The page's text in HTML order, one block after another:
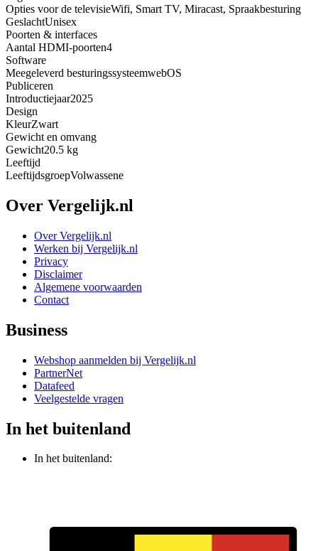
Opties voor de televisieWifi, Smart TV, Miracast, Spraakbesturing
GeslachtUnisex
Poorten & interfaces
Aantal HDMI-poorten4
Software
Meegeleverd besturingssysteemwebOS
Publiceren
Introductiejaar2025
Design
KleurZwart
Gewicht en omvang
Gewicht20.5 kg
Leeftijd
LeeftijdsgroepVolwassene
Over Vergelijk.nl
Over Vergelijk.nl
Werken bij Vergelijk.nl
Privacy
Disclaimer
Algemene voorwaarden
Contact
Business
Webshop aanmelden bij Vergelijk.nl
PartnerNet
Datafeed
Veelgestelde vragen
In het buitenland
In het buitenland: